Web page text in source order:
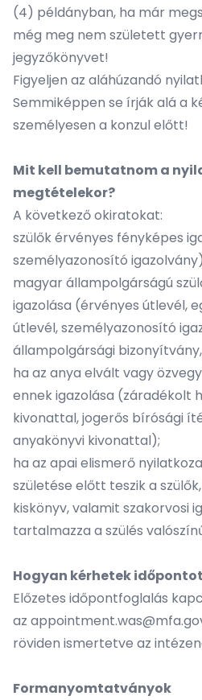
(4) példányban, ha már
még meg nem született
jegyzőkönyvet!
Figyeljen az aláhúzandó
Semmiképpen se írják alá a
személyesen a konzul előtt!
Mit kell bemutatnom a
megtételekor?
A következő okiratokat:
szülők érvényes fényképes
személyazonosító
magyar állampolgárságú
igazolása (érvényes útlevél,
útlevél, személyazonosító
állampolgársági
ha az anya elvált vagy
ennek igazolása (záradékolt
kivonattal, jogerős bírósági
anyakönyvi kivonattal);
ha az apai elismerő
születése előtt teszik a
kiskönyv, valamit szakorvosi
tartalmazza a szülés
Hogyan kérhetek
Előzetes időpontfoglalás
az
röviden ismertetve az
Formanyomtatványok